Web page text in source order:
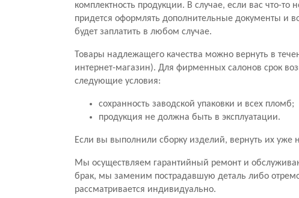
комплектность продукции. В случае, если вас что-то
придется оформлять дополнительные документы и
будет заплатить в любом случае.
Товары надлежащего качества можно вернуть в
интернет-магазин). Для фирменных салонов срок
следующие условия:
сохранность заводской упаковки и всех пломб;
продукция не должна быть в эксплуатации.
Если вы выполнили сборку изделий, вернуть их уже
Мы осуществляем гарантийный ремонт и
брак, мы заменим пострадавшую деталь либо
рассматривается индивидуально.